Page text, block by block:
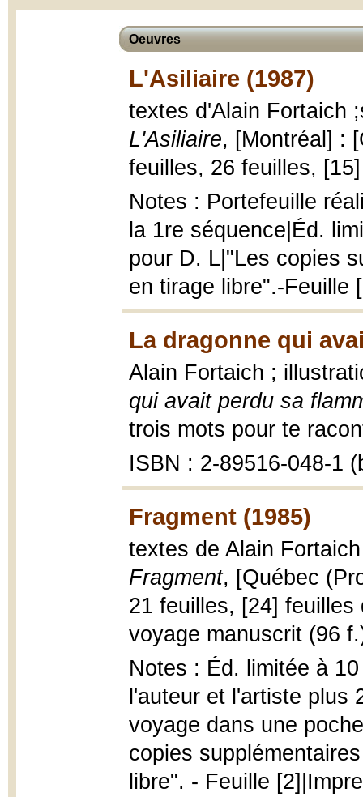
Oeuvres
L'Asiliaire (1987)
textes d'Alain Fortaich
L'Asiliaire, [Montréal] :
feuilles, 26 feuilles,
Notes : Portefeuille
la 1re séquence|Éd.
pour D. L|"Les copies
en tirage libre".-Feuille
La dragonne qui
Alain Fortaich ;
qui avait perdu sa
trois mots pour te
ISBN : 2-89516-048-1
Fragment (1985)
textes de Alain
Fragment, [Québec
21 feuilles, [24]
voyage manuscrit (96
Notes : Éd. limitée à
l'auteur et l'artiste plus
voyage dans une
copies
libre". - Feuille